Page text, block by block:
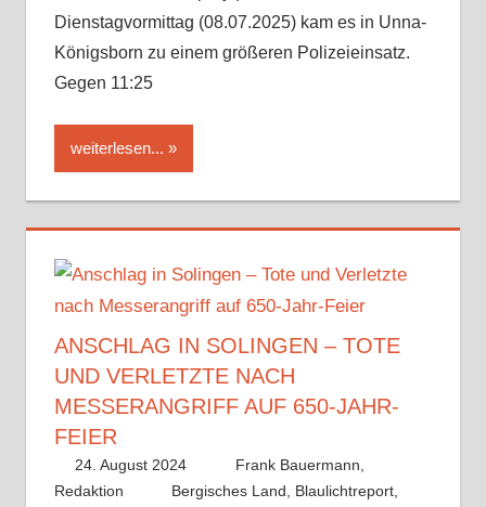
Dienstagvormittag (08.07.2025) kam es in Unna-
Königsborn zu einem größeren Polizeieinsatz.
Gegen 11:25
weiterlesen...
ANSCHLAG IN SOLINGEN – TOTE
UND VERLETZTE NACH
MESSERANGRIFF AUF 650-JAHR-
FEIER
24. August 2024
Frank Bauermann,
Redaktion
Bergisches Land Blaulichtreport